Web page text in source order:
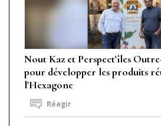
Nout Kaz et Perspect'îles
pour développer les produits
l'Hexagone
Réagir